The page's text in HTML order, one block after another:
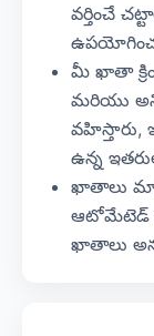
వర్తించే
మీ ఖాతా
మరియు
వహిస్తారు,
ఉన్న
ఖాతాలు
ఆటోమేటెడ్
ఖాతాలు